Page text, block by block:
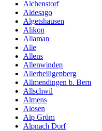
Alchenstorf
Aldesago
Algetshausen
Alikon
Allaman
Alle
Allens
Allenwinden
Allerheiligenberg
Allmendingen b. Bern
Allschwil
Almens
Alosen
Alp Grüm
Alpnach Dorf